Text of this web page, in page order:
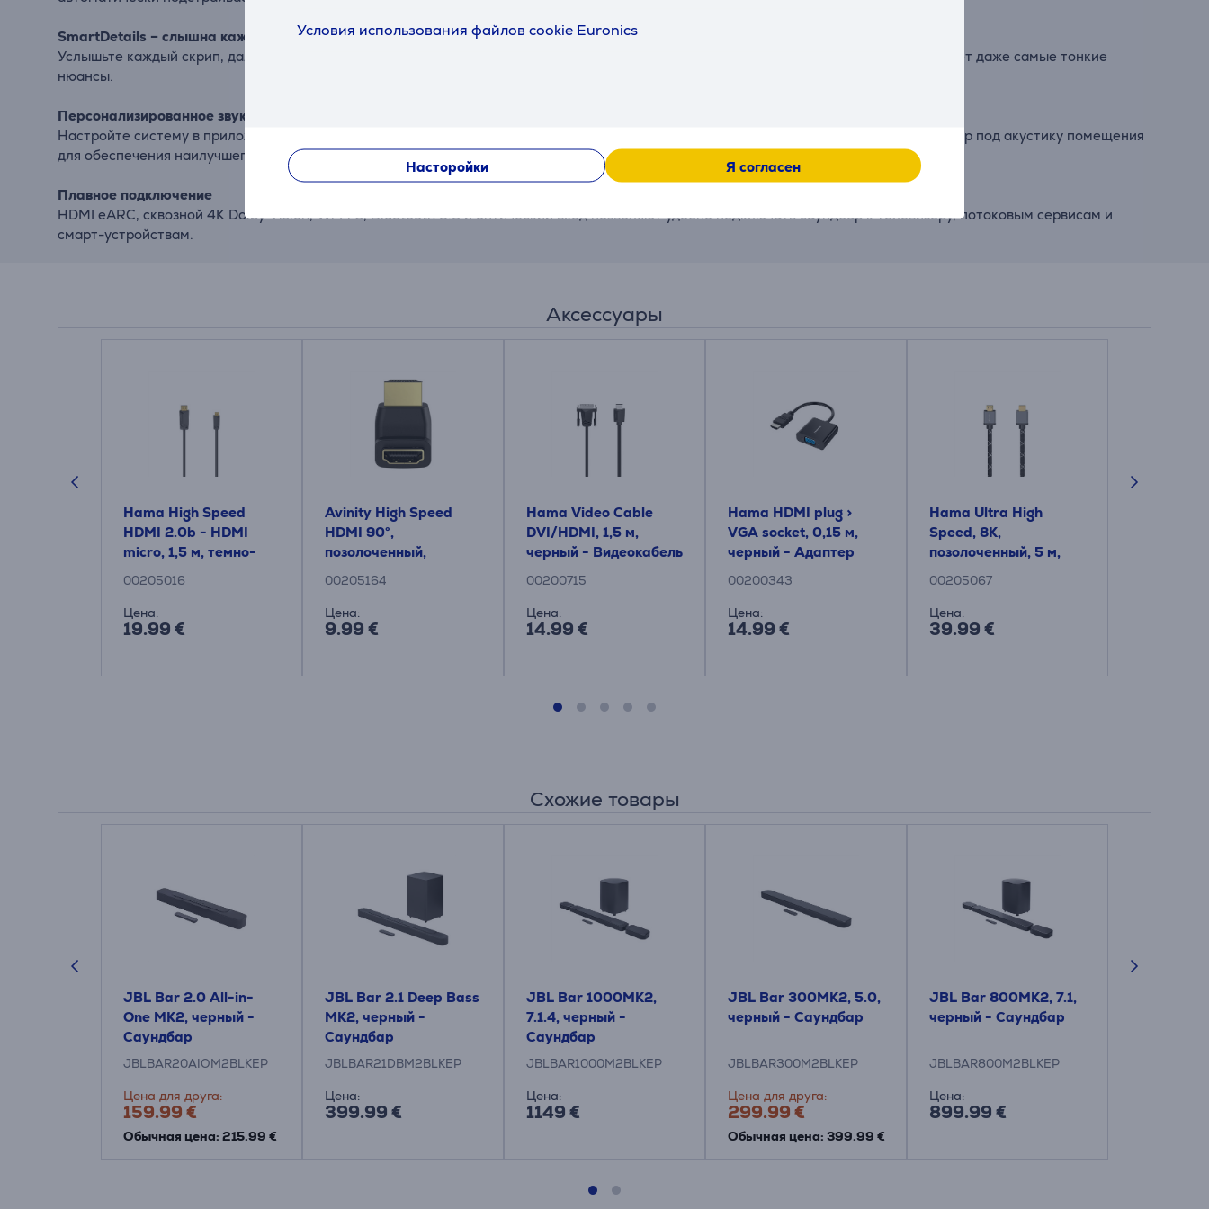
Условия использования файлов cookie Euronics
Насторойки Я согласен
SmartDetails – слышна каждая деталь
Услышьте каждый скрип, далекий шаг или фоновые звуки именно так, как их задумал режиссер – точная обработка звука JBL выделяет даже самые тонкие
нюансы.
Персонализированное звуковое восприятие
Настройте систему в приложении JBL One – отрегулируйте эквалайзер, обновите программное обеспечение и откалибруйте саундбар под акустику помещения
для обеспечения наилучшего 3D-звука.
Плавное подключение
HDMI eARC, сквозной 4K Dolby Vision, Wi‑Fi 6, Bluetooth 5.3 и оптический вход позволяют удобно подключать саундбар к телевизору, потоковым сервисам и
смарт-устройствам.
Аксессуары
Hama High Speed ​​
HDMI 2.0b - HDMI
micro, 1,5 м, темно-
серый - Кабель
00205016
Цена:
19.99 €
Avinity High Speed ​​
HDMI 90°,
позолоченный,
черный - Адаптер
00205164
Цена:
9.99 €
Hama Video Cable
DVI/HDMI, 1,5 м,
черный - Видеокабель
00200715
Цена:
14.99 €
Hama HDMI plug >
VGA socket, 0,15 м,
черный - Адаптер
00200343
Цена:
14.99 €
Hama Ultra High
Speed, 8K,
позолоченный, 5 м,
черный/серый -
00205067
Цена:
39.99 €
Схожие товары
JBL Bar 2.0 All-in-
One MK2, черный -
Саундбар
JBLBAR20AIOM2BLKEP
Цена для друга:
159.99 €
Обычная цена: 215.99 €
JBL Bar 2.1 Deep Bass
MK2, черный -
Саундбар
JBLBAR21DBM2BLKEP
Цена:
399.99 €
JBL Bar 1000MK2,
7.1.4, черный -
Саундбар
JBLBAR1000M2BLKEP
Цена:
1149 €
JBL Bar 300MK2, 5.0,
черный - Саундбар
JBLBAR300M2BLKEP
Цена для друга:
299.99 €
Обычная цена: 399.99 €
JBL Bar 800MK2, 7.1,
черный - Саундбар
JBLBAR800M2BLKEP
Цена:
899.99 €